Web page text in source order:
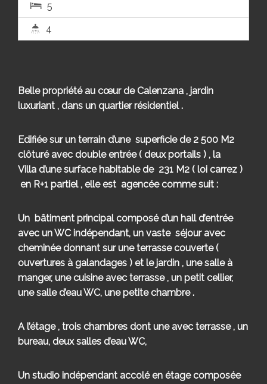
5
4
Belle propriété au cœur de Calenzana , jardin
luxuriant , dans un quartier résidentiel .
Edifiée sur un terrain d’une superficie de 2 500 M2
clôturé avec double entrée ( deux portails ) , la
Villa d’une surface habitable de 231 M2 ( loi carrez )
en R+1 partiel , elle est agencée comme suit :
Un bâtiment principal composé d’un hall d’entrée
avec un WC indépendant, un vaste séjour avec
cheminée donnant sur une terrasse couverte (
ouvertures à galandages ) et le jardin , une salle à
manger, une cuisine avec terrasse , un petit cellier,
une salle d’eau WC, une petite chambre .
A l’étage , trois chambres dont une avec terrasse , un
bureau, deux salles d’eau WC,
Un studio indépendant accolé en étage composée